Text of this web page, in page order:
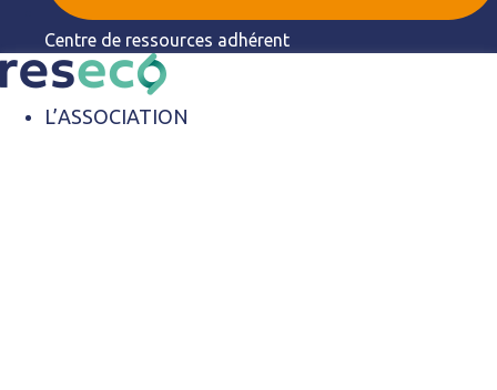
Centre de ressources adhérent
L’ASSOCIATION